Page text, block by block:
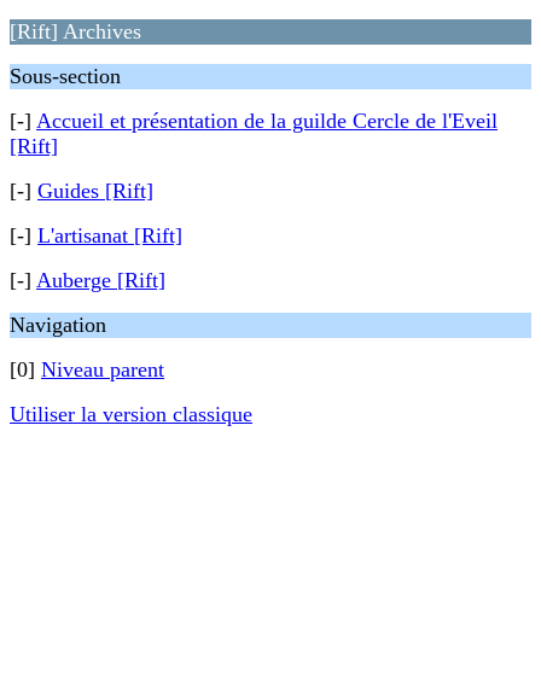
[Rift] Archives
Sous-section
[-] Accueil et présentation de la guilde Cercle de l'Eveil
[Rift]
[-] Guides [Rift]
[-] L'artisanat [Rift]
[-] Auberge [Rift]
Navigation
[0] Niveau parent
Utiliser la version classique